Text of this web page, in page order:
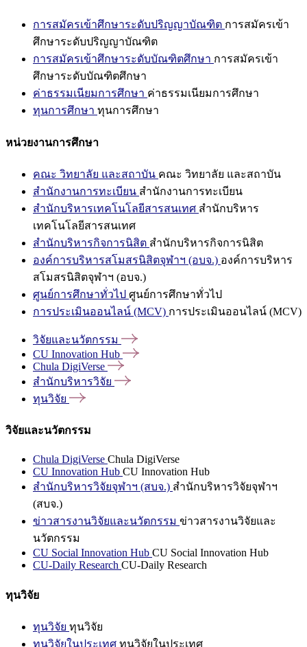
การสมัครเข้าศึกษาระดับปริญญาบัณฑิต การสมัครเข้า
ศึกษาระดับปริญญาบัณฑิต
การสมัครเข้าศึกษาระดับบัณฑิตศึกษา การสมัครเข้า
ศึกษาระดับบัณฑิตศึกษา
ค่าธรรมเนียมการศึกษา ค่าธรรมเนียมการศึกษา
ทุนการศึกษา ทุนการศึกษา
หน่วยงานการศึกษา
คณะ วิทยาลัย และสถาบัน คณะ วิทยาลัย และสถาบัน
สำนักงานการทะเบียน สำนักงานการทะเบียน
สำนักบริหารเทคโนโลยีสารสนเทศ สำนักบริหาร
เทคโนโลยีสารสนเทศ
สำนักบริหารกิจการนิสิต สำนักบริหารกิจการนิสิต
องค์การบริหารสโมสรนิสิตจุฬาฯ (อบจ.) องค์การบริหาร
สโมสรนิสิตจุฬาฯ (อบจ.)
ศูนย์การศึกษาทั่วไป ศูนย์การศึกษาทั่วไป
การประเมินออนไลน์ (MCV) การประเมินออนไลน์ (MCV)
วิจัยและนวัตกรรม
CU Innovation Hub
Chula DigiVerse
สำนักบริหารวิจัย
ทุนวิจัย
วิจัยและนวัตกรรม
Chula DigiVerse Chula DigiVerse
CU Innovation Hub CU Innovation Hub
สำนักบริหารวิจัยจุฬาฯ (สบจ.) สำนักบริหารวิจัยจุฬาฯ
(สบจ.)
ข่าวสารงานวิจัยและนวัตกรรม ข่าวสารงานวิจัยและ
นวัตกรรม
CU Social Innovation Hub CU Social Innovation Hub
CU-Daily Research CU-Daily Research
ทุนวิจัย
ทุนวิจัย ทุนวิจัย
ทุนวิจัยในประเทศ ทุนวิจัยในประเทศ